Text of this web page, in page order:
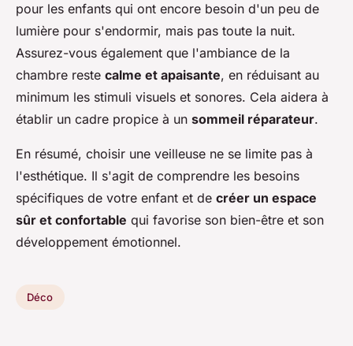
pour les enfants qui ont encore besoin d'un peu de
lumière pour s'endormir, mais pas toute la nuit.
Assurez-vous également que l'ambiance de la
chambre reste calme et apaisante, en réduisant au
minimum les stimuli visuels et sonores. Cela aidera à
établir un cadre propice à un sommeil réparateur.
En résumé, choisir une veilleuse ne se limite pas à
l'esthétique. Il s'agit de comprendre les besoins
spécifiques de votre enfant et de créer un espace
sûr et confortable qui favorise son bien-être et son
développement émotionnel.
Déco